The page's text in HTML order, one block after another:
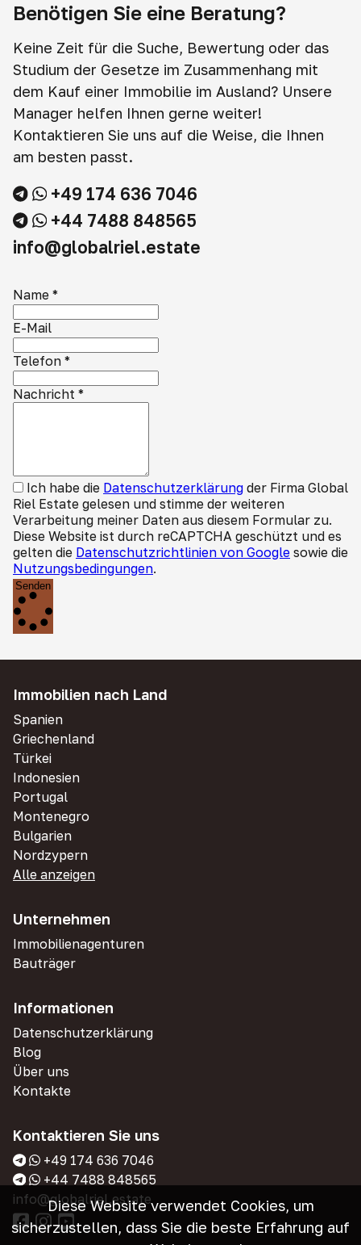
Benötigen Sie eine Beratung?
Keine Zeit für die Suche, Bewertung oder das
Studium der Gesetze im Zusammenhang mit
dem Kauf einer Immobilie im Ausland? Unsere
Manager helfen Ihnen gerne weiter!
Kontaktieren Sie uns auf die Weise, die Ihnen
am besten passt.
+49 174 636 7046
+44 7488 848565
info@globalriel.estate
Name *
E-Mail
Telefon *
Nachricht *
Ich habe die Datenschutzerklärung der Firma Global
Riel Estate gelesen und stimme der weiteren
Verarbeitung meiner Daten aus diesem Formular zu.
Diese Website ist durch reCAPTCHA geschützt und es
gelten die Datenschutzrichtlinien von Google sowie die
Nutzungsbedingungen.
Senden
Immobilien nach Land
Spanien
Griechenland
Türkei
Indonesien
Portugal
Montenegro
Bulgarien
Nordzypern
Alle anzeigen
Unternehmen
Immobilienagenturen
Bauträger
Informationen
Datenschutzerklärung
Blog
Über uns
Kontakte
Kontaktieren Sie uns
+49 174 636 7046
+44 7488 848565
info@globalriel.estate
Diese Website verwendet Cookies, um
sicherzustellen, dass Sie die beste Erfahrung auf